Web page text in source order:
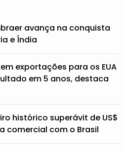
avança na conquista
e Índia
exportações para os EUA
em 5 anos, destaca
histórico superávit de US$
comercial com o Brasil